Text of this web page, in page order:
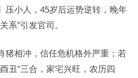
压小人，45岁后运势逆转，晚年
系”引发官司。
猪相冲，信任危机格外严重；若
丑”三合，家宅兴旺，农历四